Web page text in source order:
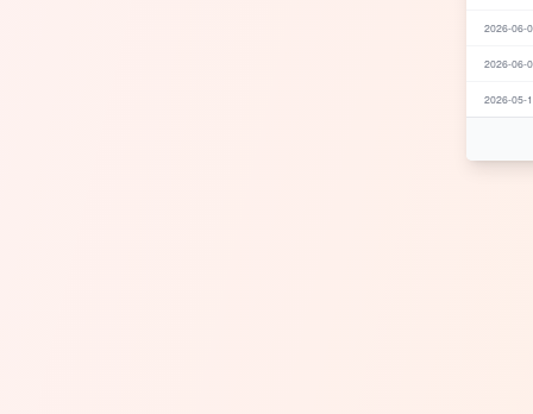
2026-06-
2026-06-
2026-05-